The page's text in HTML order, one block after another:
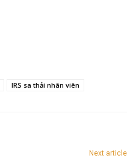
IRS sa thải nhân viên
Next article